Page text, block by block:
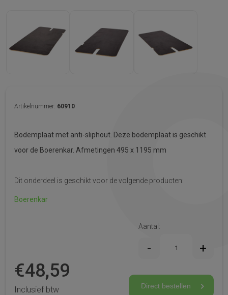
Artikelnummer: 60910
Bodemplaat met anti-sliphout. Deze bodemplaat is geschikt
voor de Boerenkar. Afmetingen 495 x 1195 mm
Dit onderdeel is geschikt voor de volgende producten:
Boerenkar
Aantal:
Direct bestellen
€48,59
Inclusief btw